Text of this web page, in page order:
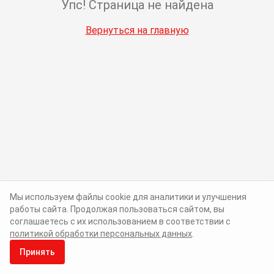
Упс! Страница не найдена
Вернуться на главную
Мы используем файлы cookie для аналитики и улучшения
работы сайта. Продолжая пользоваться сайтом, вы
соглашаетесь с их использованием в соответствии с
политикой обработки персональных данных
Принять